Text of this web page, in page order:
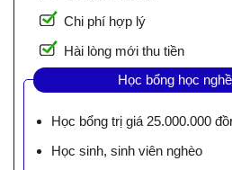
Chi phí hợp lý
Hài lòng mới thu tiền
Học bổng học
Học bổng trị giá 25.000.000
Học sinh, sinh viên nghèo